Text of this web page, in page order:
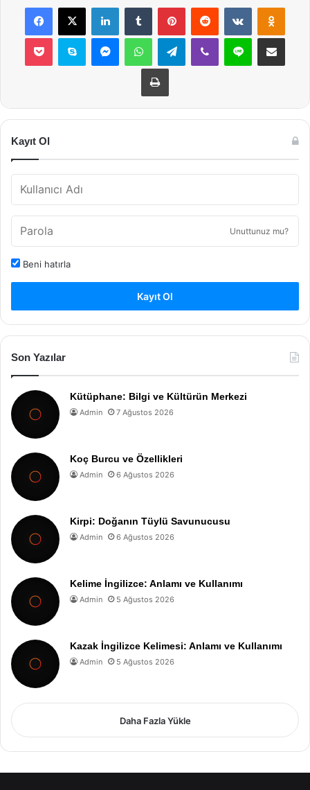
Facebook
X LinkedInTumblr PinterestReddit VKontakte
Pocket Skype MessengerWhatsAppTelegramViber Line E-Posta ile
Yazdır
Kayıt Ol
Unuttunuz mu?
Beni hatırla
Kayıt Ol
Son Yazılar
Kütüphane: Bilgi ve Kültürün Merkezi
Admin 7 Ağustos 2026
Koç Burcu ve Özellikleri
Admin 6 Ağustos 2026
Kirpi: Doğanın Tüylü Savunucusu
Admin 6 Ağustos 2026
Kelime İngilizce: Anlamı ve Kullanımı
Admin 5 Ağustos 2026
Kazak İngilizce Kelimesi: Anlamı ve Kullanımı
Admin 5 Ağustos 2026
Daha Fazla Yükle